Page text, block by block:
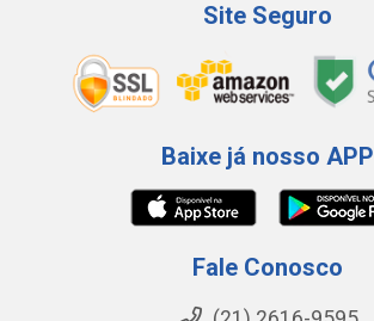
Site Seguro
Baixe já nosso APP
Fale Conosco